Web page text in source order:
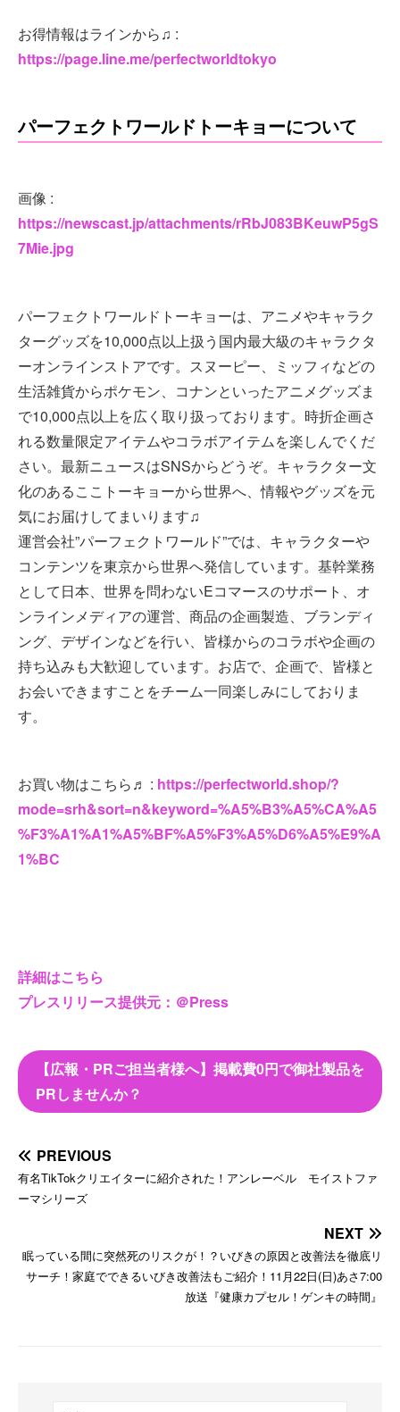
お得情報はラインから♫ :
https://page.line.me/perfectworldtokyo
パーフェクトワールドトーキョーについて
画像 :
https://newscast.jp/attachments/rRbJ083BKeuwP5gS
7Mie.jpg
パーフェクトワールドトーキョーは、アニメやキャラク
ターグッズを10,000点以上扱う国内最大級のキャラクタ
ーオンラインストアです。スヌーピー、ミッフィなどの
生活雑貨からポケモン、コナンといったアニメグッズま
で10,000点以上を広く取り扱っております。時折企画さ
れる数量限定アイテムやコラボアイテムを楽しんでくだ
さい。最新ニュースはSNSからどうぞ。キャラクター文
化のあるここトーキョーから世界へ、情報やグッズを元
気にお届けしてまいります♫
運営会社”パーフェクトワールド”では、キャラクターや
コンテンツを東京から世界へ発信しています。基幹業務
として日本、世界を問わないEコマースのサポート、オ
ンラインメディアの運営、商品の企画製造、ブランディ
ング、デザインなどを行い、皆様からのコラボや企画の
持ち込みも大歓迎しています。お店で、企画で、皆様と
お会いできますことをチーム一同楽しみにしておりま
す。
お買い物はこちら♬ : https://perfectworld.shop/?
mode=srh&sort=n&keyword=%A5%B3%A5%CA%A5
%F3%A1%A1%A5%BF%A5%F3%A5%D6%A5%E9%A
1%BC
詳細はこちら
プレスリリース提供元：＠Press
【広報・PRご担当者様へ】掲載費0円で御社製品を
PRしませんか？
PREVIOUS
有名TikTokクリエイターに紹介された！アンレーベル モイストファ
ーマシリーズ
NEXT
眠っている間に突然死のリスクが！？いびきの原因と改善法を徹底リ
サーチ！家庭でできるいびき改善法もご紹介！11月22日(日)あさ7:00
放送『健康カプセル！ゲンキの時間』